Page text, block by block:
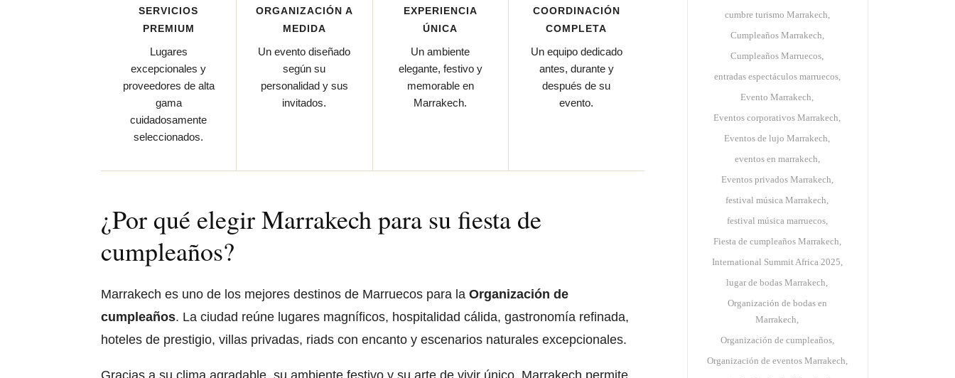
SERVICIOS
PREMIUM
Lugares
excepcionales y
proveedores de alta
gama
cuidadosamente
seleccionados.
ORGANIZACIÓN A
MEDIDA
Un evento diseñado
según su
personalidad y sus
invitados.
EXPERIENCIA
ÚNICA
Un ambiente
elegante, festivo y
memorable en
Marrakech.
COORDINACIÓN
COMPLETA
Un equipo dedicado
antes, durante y
después de su
evento.
¿Por qué elegir Marrakech para su fiesta de
cumpleaños?
Marrakech es uno de los mejores destinos de Marruecos para la Organización de
cumpleaños. La ciudad reúne lugares magníficos, hospitalidad cálida, gastronomía refinada,
hoteles de prestigio, villas privadas, riads con encanto y escenarios naturales excepcionales.
Gracias a su clima agradable, su ambiente festivo y su arte de vivir único, Marrakech permite
cumbre turismo Marrakech
Cumpleaños Marrakech
Cumpleaños Marruecos
entradas espectáculos marruecos
Evento Marrakech
Eventos corporativos Marrakech
Eventos de lujo Marrakech
eventos en marrakech
Eventos privados Marrakech
festival música Marrakech
festival música marruecos
Fiesta de cumpleaños Marrakech
International Summit Africa 2025
lugar de bodas Marrakech
Organización de bodas en
Marrakech
Organización de cumpleaños
Organización de eventos Marrakech